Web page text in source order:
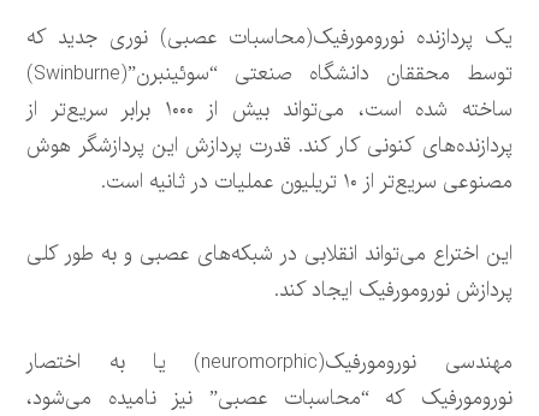
یک پردازنده نورومورفیک(محاسبات عصبی) نوری جدید که
توسط محققان دانشگاه صنعتی “سوئینبرن”(Swinburne)
ساخته شده است، می‌تواند بیش از ۱۰۰۰ برابر سریع‌تر از
پردازنده‌های کنونی کار کند. قدرت پردازش این پردازشگر هوش
مصنوعی سریع‌تر از ۱۰ تریلیون عملیات در ثانیه است.
این اختراع می‌تواند انقلابی در شبکه‌های عصبی و به طور کلی
پردازش نورومورفیک ایجاد کند.
مهندسی نورومورفیک(neuromorphic) یا به اختصار
نورومورفیک که “محاسبات عصبی” نیز نامیده می‌شود،